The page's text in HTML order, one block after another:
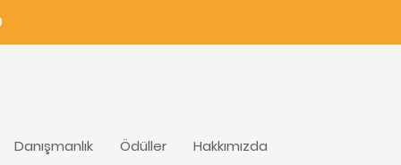
Danışmanlık Ödüller Hakkımızda